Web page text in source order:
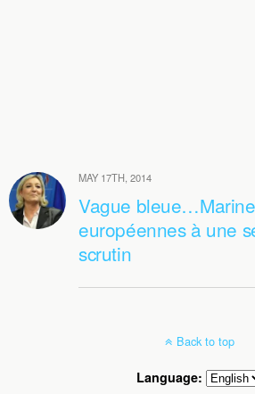
MAY 17TH, 2014
Vague
européennes à une
scrutin
Back to top
Language: